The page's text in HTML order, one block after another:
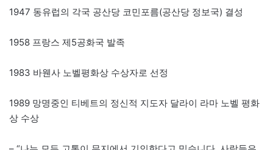
1947 동유럽의 각국 공산당 코민포름(공산당 정보국) 결성
1958 프랑스 제5공화국 발족
1983 바웬사 노벨평화상 수상자로 선정
1989 망명중인 티베트의 정신적 지도자 달라이 라마 노벨 평화
상 수상